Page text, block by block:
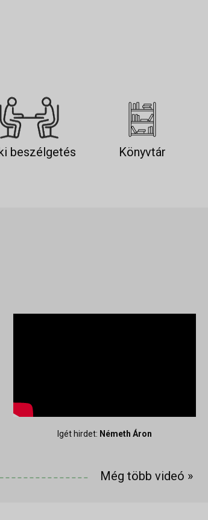
beszélgetés Könyvtár
Igét hirdet: Németh Áron
Még több videó »